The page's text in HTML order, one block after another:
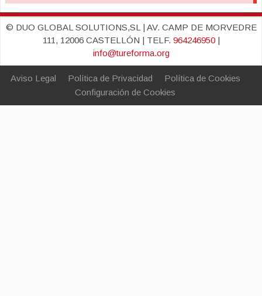
© DUO GLOBAL SOLUTIONS,SL | AV. CAMP DE MORVEDRE
111, 12006 CASTELLÓN | TELF. 964246950|
info@tureforma.org
Aviso Legal Política de Privacidad
Política de Cookies
Configuración de Cookies